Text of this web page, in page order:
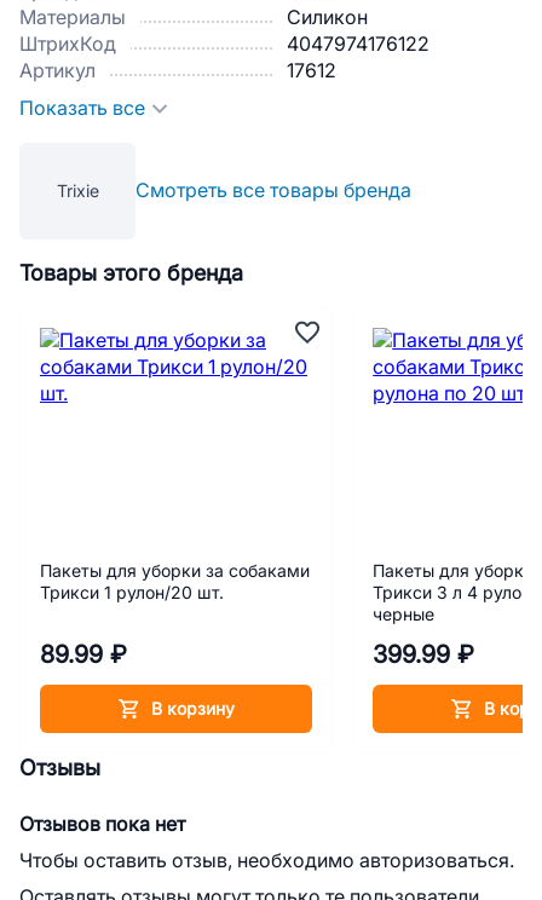
Материалы
Силикон
ШтрихКод
4047974176122
Артикул
17612
Показать все
Trixie Смотреть все товары бренда
Товары этого бренда
Пакеты для уборки за собаками
Трикси 1 рулон/20 шт.
89.99 ₽
В корзину
Пакеты для уборки
Трикси 3 л 4
черные
399.99 ₽
В
Отзывы
Отзывов пока нет
Чтобы оставить отзыв, необходимо авторизоваться.